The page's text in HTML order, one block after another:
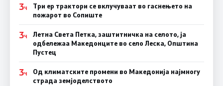
3Ч
Три ер трактори се вклучуваат во гаснењето на
пожарот во Сопиште
3Ч
Летна Света Петка, заштитничка на селото, ја
одбележаа Македонците во село Леска, Општина
Пустец
3Ч
Од климатските промени во Македонија најмногу
страда земјоделството